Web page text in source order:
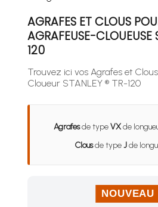
AGRAFES ET CLOUS
AGRAFEUSE-CLOUEUSE
120
Trouvez ici vos Agrafes et
Cloueur STANLEY ® TR-120
Agrafesde typeVXde
Clousde typeJde
NOUVEAU !